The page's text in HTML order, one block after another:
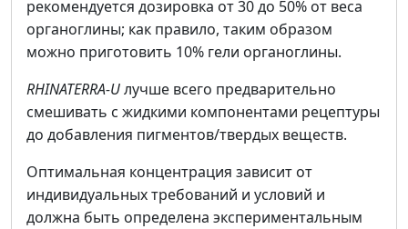
рекомендуется дозировка от 30 до 50% от веса
органоглины; как правило, таким образом
можно приготовить 10% гели органоглины.
RHINATERRA-Uлучше всего предварительно
смешивать с жидкими компонентами рецептуры
до добавления пигментов/твердых веществ.
Оптимальная концентрация зависит от
индивидуальных требований и условий и
должна быть определена экспериментальным